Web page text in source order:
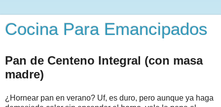
Cocina Para Emancipados
Pan de Centeno Integral (con masa
madre)
¿Hornear pan en verano? Uf, es duro, pero aunque ya haga